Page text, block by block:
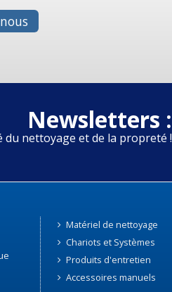
Newsletters :
nettoyage et de la propreté !
Matériel de nettoyage
Chariots et Systèmes
Produits d'entretien
Accessoires manuels